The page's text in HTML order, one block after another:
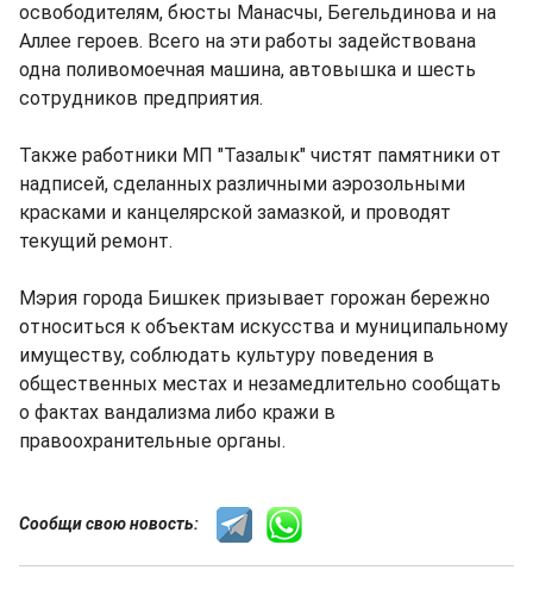
освободителям, бюсты Манасчы, Бегельдинова и на
Аллее героев. Всего на эти работы задействована
одна поливомоечная машина, автовышка и шесть
сотрудников предприятия.
Также работники МП "Тазалык" чистят памятники от
надписей, сделанных различными аэрозольными
красками и канцелярской замазкой, и проводят
текущий ремонт.
Мэрия города Бишкек призывает горожан бережно
относиться к объектам искусства и муниципальному
имуществу, соблюдать культуру поведения в
общественных местах и незамедлительно сообщать
о фактах вандализма либо кражи в
правоохранительные органы.
Сообщи свою новость: